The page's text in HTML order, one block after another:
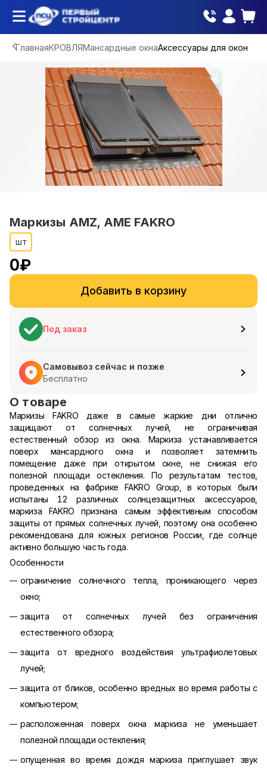
ГлавнаяКРОВЛЯМансардные окнаАксессуары для окон
Маркизы AMZ, AME FAKRO
шт
0₽
Добавить в корзину
Под заказ
Самовывоз сейчас и позже
Бесплатно
О товаре
Маркизы FAKRO даже в самые жаркие дни отлично
защищают от солнечных лучей, не ограничивая
естественный обзор из окна. Маркиза устанавливается
поверх мансардного окна и позволяет затемнить
помещение даже при открытом окне, не снижая его
полезной площади остекления. По результатам тестов,
проведенных на фабрике FAKRO Group, в которых были
испытаны 12 различных солнцезащитных аксессуаров,
маркиза FAKRO признана самым эффективным способом
защиты от прямых солнечных лучей, поэтому она особенно
рекомендована для южных регионов России, где солнце
активно большую часть года.
Особенности
ограничение солнечного тепла, проникающего через
окно;
защита от солнечных лучей без ограничения
естественного обзора;
защита от вредного воздействия ультрафиолетовых
лучей;
защита от бликов, особенно вредных во время работы с
компьютером;
расположенная поверх окна маркиза не уменьшает
полезной площади остекления;
опущенная во время дождя маркиза приглушает звук